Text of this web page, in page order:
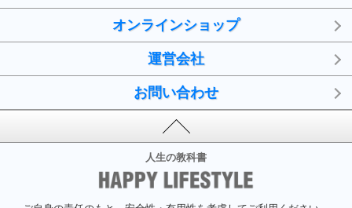
オンラインショップ
運営会社
お問い合わせ
人生の教科書